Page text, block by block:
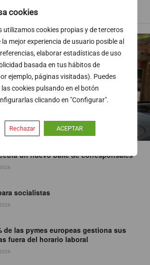
cookies
utilizamos cookies propias y de terceros
mejor experiencia de usuario posible al
elaborar estadísticas de uso
basada en tus hábitos de
ejemplo, páginas visitadas). Puedes
cookies pulsando en el botón
clicando en "Configurar".
Rechazar ACEPTAR
más de 300 puntos de recarga
un nuevo baile de corresponsales
socialistas
de las pymes europeas gestiona sus
fuera del horario laboral